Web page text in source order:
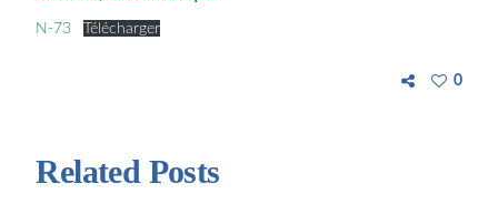
N-73 Télécharger
0
Related Posts